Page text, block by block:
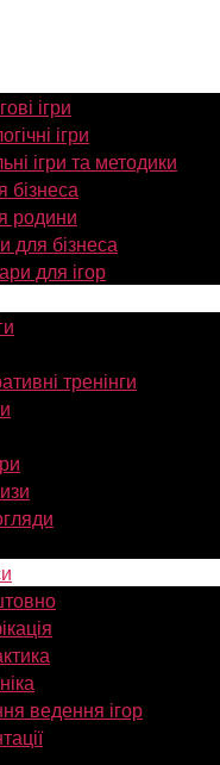
ігри
ігри
ігри та методики
бізнеса
родини
для бізнеса
для ігор
тренінги
ведення ігор